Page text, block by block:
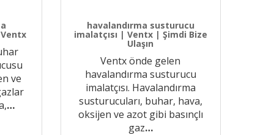
ve
…
havalandırma susturucu
imalatçısı | Ventx | Şimdi Bize
Ulaşın
Ventx önde gelen
havalandırma susturucu
imalatçısı. Havalandırma
susturucuları, buhar, hava,
oksijen ve azot gibi basınçlı
gaz…